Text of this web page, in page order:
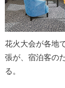
花火大会が各地
張が、宿泊客の
る。